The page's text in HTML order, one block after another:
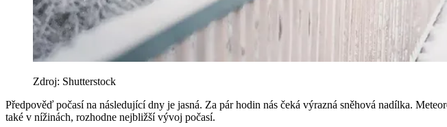
Zdroj: Shutterstock
Předpověď počasí na následující dny je jasná. Za pár hodin nás čeká výrazná sněhová nadílka.
také v nížinách, rozhodne nejbližší vývoj počasí.